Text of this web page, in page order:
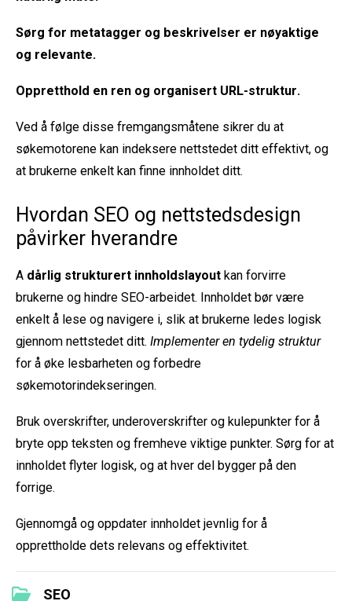
SEO
Sørg for metatagger og beskrivelser er nøyaktige
og relevante.
Oppretthold en ren og organisert URL-struktur.
Ved å følge disse fremgangsmåtene sikrer du at
søkemotorene kan indeksere nettstedet ditt effektivt, og
at brukerne enkelt kan finne innholdet ditt.
Hvordan SEO og nettstedsdesign
påvirker hverandre
A dårlig strukturert innholdslayout kan forvirre
brukerne og hindre SEO-arbeidet. Innholdet bør være
enkelt å lese og navigere i, slik at brukerne ledes logisk
gjennom nettstedet ditt. Implementer en tydelig struktur
for å øke lesbarheten og forbedre
søkemotorindekseringen.
Bruk overskrifter, underoverskrifter og kulepunkter for å
bryte opp teksten og fremheve viktige punkter. Sørg for at
innholdet flyter logisk, og at hver del bygger på den
forrige.
Gjennomgå og oppdater innholdet jevnlig for å
opprettholde dets relevans og effektivitet.